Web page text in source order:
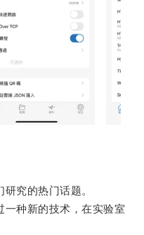
究的热门话题。
种新的技术，在实验室